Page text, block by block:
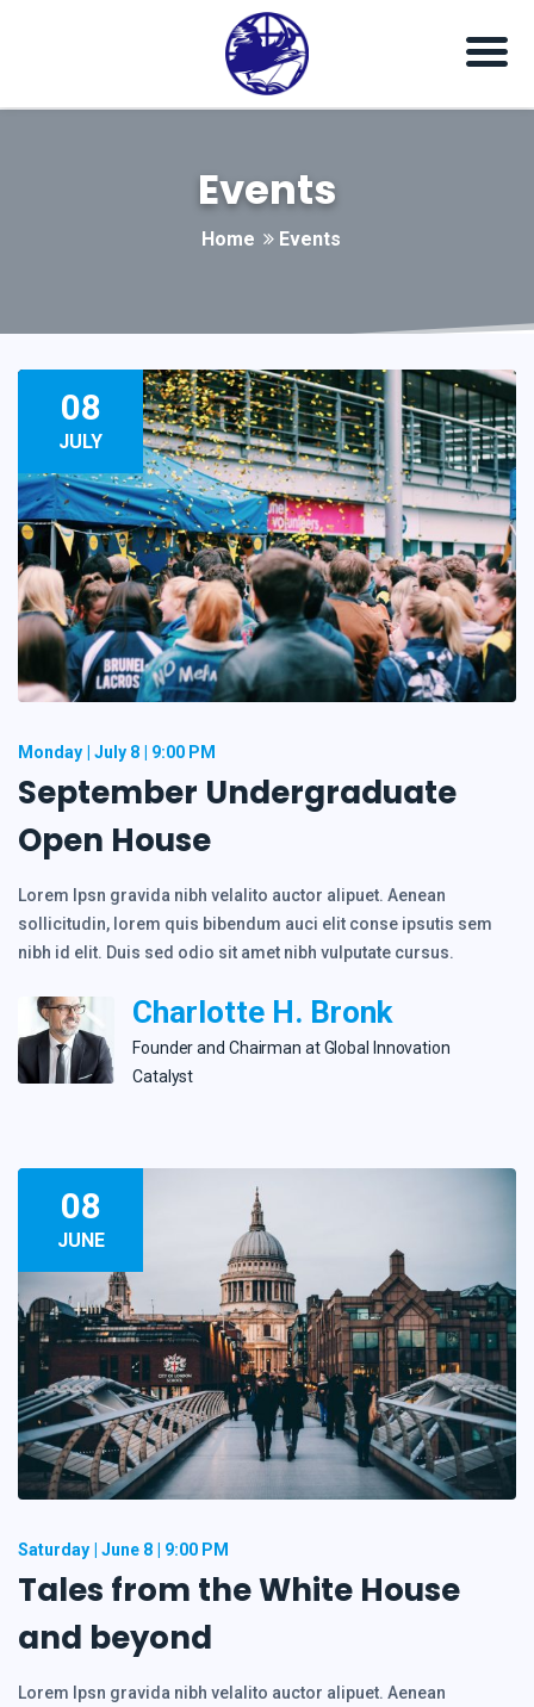
Events
Home Events
08
JULY
Monday July 8 9:00 PM
September Undergraduate
Open House
Lorem Ipsn gravida nibh velalito auctor alipuet. Aenean
sollicitudin, lorem quis bibendum auci elit conse ipsutis sem
nibh id elit. Duis sed odio sit amet nibh vulputate cursus.
Charlotte H. Bronk
Founder and Сhairman at Global Innovation
Catalyst
08
JUNE
Saturday June 8 9:00 PM
Tales from the White House
and beyond
Lorem Ipsn gravida nibh velalito auctor alipuet. Aenean